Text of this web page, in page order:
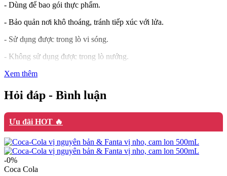
- Dùng để bao gói thực phẩm.
- Bảo quản nơi khô thoáng, tránh tiếp xúc với lửa.
- Sử dụng được trong lò vi sóng.
- Không sử dụng được trong lò nướng.
Xem thêm
Hỏi đáp - Bình luận
Ưu đãi HOT 🔥
-0%
Coca Cola